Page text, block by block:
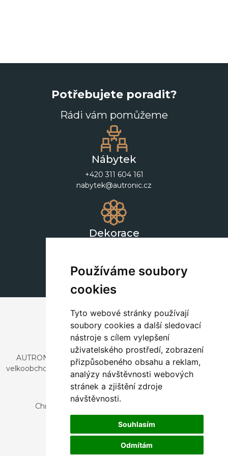
Používáme soubory
cookies
Tyto webové stránky používají
soubory cookies a další sledovací
nástroje s cílem vylepšení
uživatelského prostředí, zobrazení
přizpůsobeného obsahu a reklam,
analýzy návštěvnosti webových
stránek a zjištění zdroje
návštěvnosti.
Souhlasím
Odmítám
Potřebujete poradit?
Rádi vám pomůžeme
Nábytek
+420 311 604 161
nabytek@autronic.cz
Dekorace
AUTRONIC, s.r.o. je společnost zabývající se dovozem a
velkoobchodním prodejem designového i stylového nábytku
a dekorací.
Česká republika
Chrustenice 270, 267 12 Loděnice u Berouna
Slovensko
Nová 366, 032 02 Závažná Poruba